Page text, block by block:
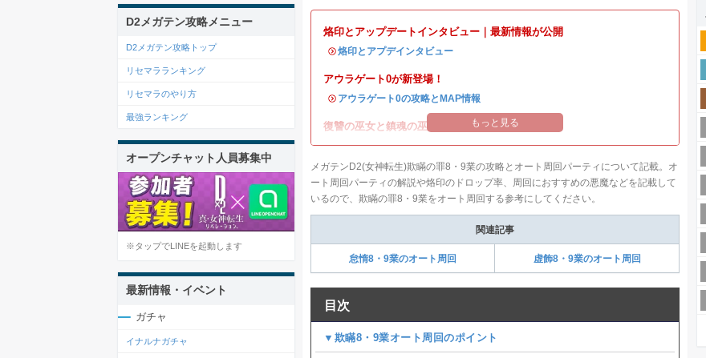
烙印とアップデートインタビュー｜最新情報が公開
・烙印とアプデインタビュー
アウラゲート0が新登場！
・ アウラゲート0の攻略とMAP情報
復讐の巫女と鎮魂の巫女イベント開催！
もっと見る
メガテンD2(女神転生)欺瞞の罪8・9業の攻略とオート周回パーティについて記載。オ
ート周回パーティの解説や烙印のドロップ率、周回におすすめの悪魔などを記載して
いるので、欺瞞の罪8・9業をオート周回する参考にしてください。
関連記事
怠惰8・9業のオート周回 虚飾8・9業のオート周回
目次
▼欺瞞8・9業オート周回のポイント
D2メガテン攻略メニュー
D2メガテン攻略トップ
リセマラランキング
リセマラのやり方
最強ランキング
オープンチャット人員募集中
※タップでLINEを起動します
最新情報・イベント
ガチャ
イナルナガチャ